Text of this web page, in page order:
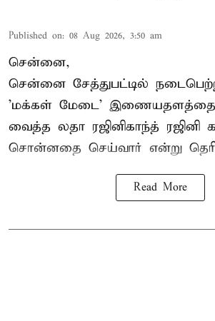
Published on: 08 Aug 2026, 3:50 am
சென்னை,
சென்னை சேத்துபட்டில்
'மக்கள் மேடை' இணையதளத்தை
வைத்த லதா ரஜினிகாந்த் ரஜினி
சொன்னதை செய்வார் என்று
Read More